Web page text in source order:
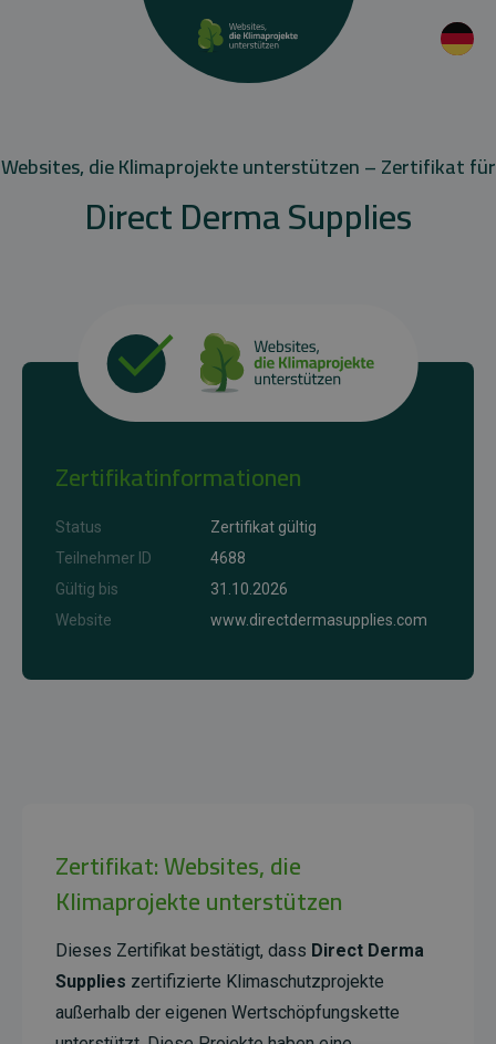
Websites, die Klimaprojekte unterstützen – Zertifikat für
Direct Derma Supplies
Zertifikatinformationen
Status
Zertifikat gültig
Teilnehmer ID
4688
Gültig bis
31.10.2026
Website
www.directdermasupplies.com
Zertifikat: Websites, die
Klimaprojekte unterstützen
Dieses Zertifikat bestätigt, dass Direct Derma
Supplies zertifizierte Klimaschutzprojekte
außerhalb der eigenen Wertschöpfungskette